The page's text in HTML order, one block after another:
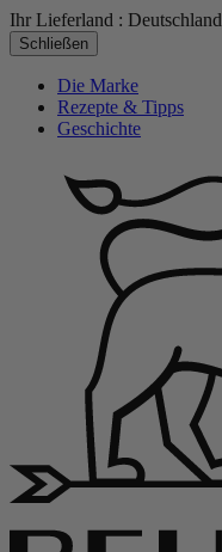
Ihr Lieferland : Deutschland
Schließen
Die Marke
Rezepte & Tipps
Geschichte